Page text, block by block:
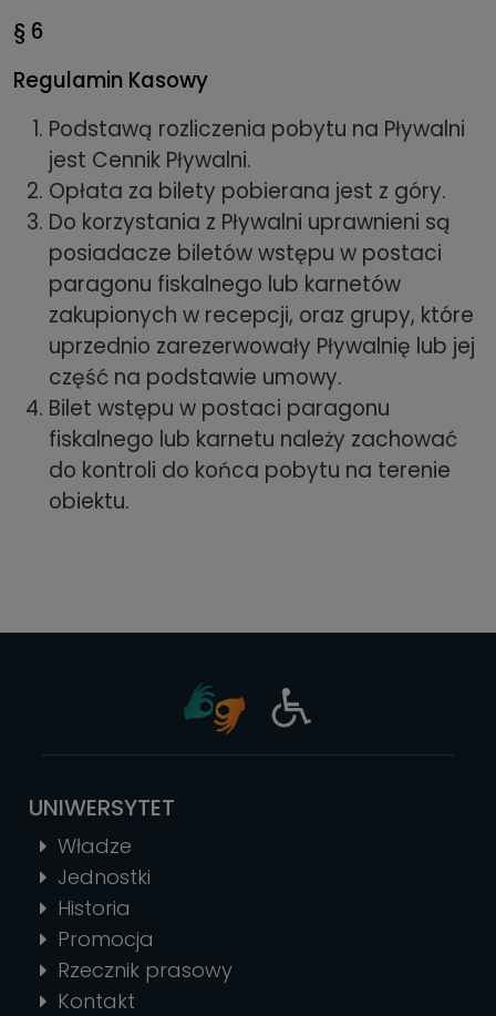
§ 6
Regulamin Kasowy
Podstawą rozliczenia pobytu na Pływalni
jest Cennik Pływalni.
Opłata za bilety pobierana jest z góry.
Do korzystania z Pływalni uprawnieni są
posiadacze biletów wstępu w postaci
paragonu fiskalnego lub karnetów
zakupionych w recepcji, oraz grupy, które
uprzednio zarezerwowały Pływalnię lub jej
część na podstawie umowy.
Bilet wstępu w postaci paragonu
fiskalnego lub karnetu należy zachować
do kontroli do końca pobytu na terenie
obiektu.
UNIWERSYTET
Władze
Jednostki
Historia
Promocja
Rzecznik prasowy
Kontakt